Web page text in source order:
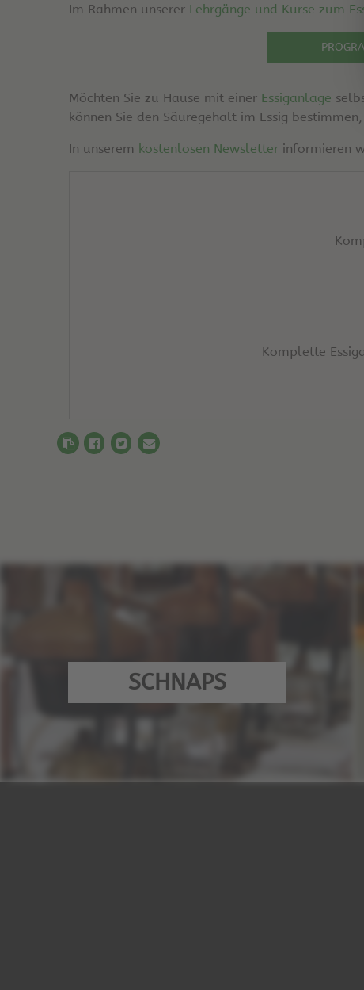
Im Rahmen unserer Lehrgänge und Kurse zum
Möchten Sie zu Hause mit einer Essiganlage
können Sie den Säuregehalt im Essig
In unserem kostenlosen Newsletter informieren
Komplette
SCHNAPS